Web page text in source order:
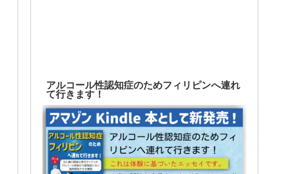
アルコール性認知症のためフィリピンへ連れ
て行きます！